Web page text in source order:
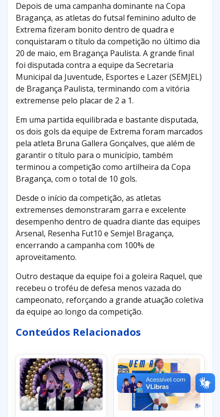
Depois de uma campanha dominante na Copa
Bragança, as atletas do futsal feminino adulto de
Extrema fizeram bonito dentro de quadra e
conquistaram o título da competição no último dia
20 de maio, em Bragança Paulista. A grande final
foi disputada contra a equipe da Secretaria
Municipal da Juventude, Esportes e Lazer (SEMJEL)
de Bragança Paulista, terminando com a vitória
extremense pelo placar de 2 a 1.
Em uma partida equilibrada e bastante disputada,
os dois gols da equipe de Extrema foram marcados
pela atleta Bruna Gallera Gonçalves, que além de
garantir o título para o município, também
terminou a competição como artilheira da Copa
Bragança, com o total de 10 gols.
Desde o início da competição, as atletas
extremenses demonstraram garra e excelente
desempenho dentro de quadra diante das equipes
Arsenal, Resenha Fut10 e Semjel Bragança,
encerrando a campanha com 100% de
aproveitamento.
Outro destaque da equipe foi a goleira Raquel, que
recebeu o troféu de defesa menos vazada do
campeonato, reforçando a grande atuação coletiva
da equipe ao longo da competição.
Conteúdos Relacionados